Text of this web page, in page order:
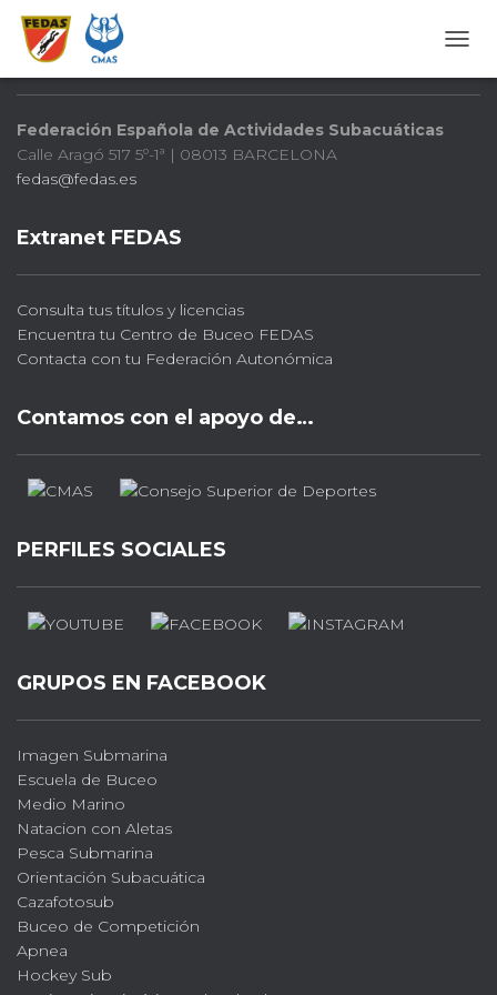
FEDAS
Federación Española de Actividades Subacuáticas
Calle Aragó 517 5º-1ª | 08013 BARCELONA
fedas@fedas.es
Extranet FEDAS
Consulta tus títulos y licencias
Encuentra tu Centro de Buceo FEDAS
Contacta con tu Federación Autonómica
Contamos con el apoyo de…
PERFILES SOCIALES
GRUPOS EN FACEBOOK
Imagen Submarina
Escuela de Buceo
Medio Marino
Natacion con Aletas
Pesca Submarina
Orientación Subacuática
Cazafotosub
Buceo de Competición
Apnea
Hockey Sub